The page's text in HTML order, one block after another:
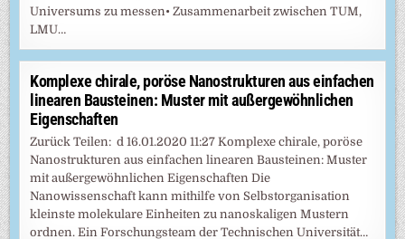
Universums zu messen• Zusammenarbeit zwischen TUM,
LMU…
Komplexe chirale, poröse Nanostrukturen aus einfachen
linearen Bausteinen: Muster mit außergewöhnlichen
Eigenschaften
Zurück Teilen: d 16.01.2020 11:27 Komplexe chirale, poröse
Nanostrukturen aus einfachen linearen Bausteinen: Muster
mit außergewöhnlichen Eigenschaften Die
Nanowissenschaft kann mithilfe von Selbstorganisation
kleinste molekulare Einheiten zu nanoskaligen Mustern
ordnen. Ein Forschungsteam der Technischen Universität…